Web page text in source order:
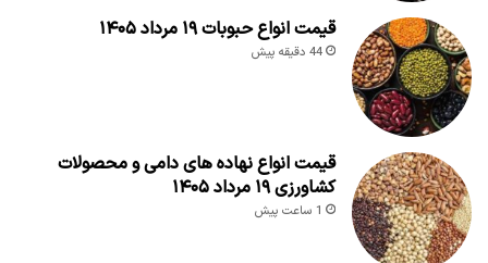
قیمت انواع حبوبات ۱۹ مرداد ۱۴۰۵
44 دقیقه پیش
قیمت انواع نهاده های دامی و محصولات
کشاورزی ۱۹ مرداد ۱۴۰۵
1 ساعت پیش